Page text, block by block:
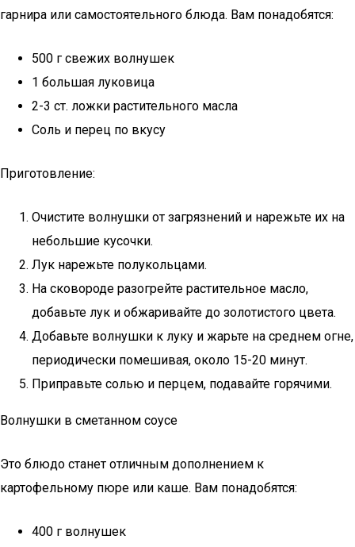
гарнира или самостоятельного блюда. Вам понадобятся:
500 г свежих волнушек
1 большая луковица
2-3 ст. ложки растительного масла
Соль и перец по вкусу
Приготовление:
Очистите волнушки от загрязнений и нарежьте их на
небольшие кусочки.
Лук нарежьте полукольцами.
На сковороде разогрейте растительное масло,
добавьте лук и обжаривайте до золотистого цвета.
Добавьте волнушки к луку и жарьте на среднем огне,
периодически помешивая, около 15-20 минут.
Приправьте солью и перцем, подавайте горячими.
Волнушки в сметанном соусе
Это блюдо станет отличным дополнением к
картофельному пюре или каше. Вам понадобятся:
400 г волнушек